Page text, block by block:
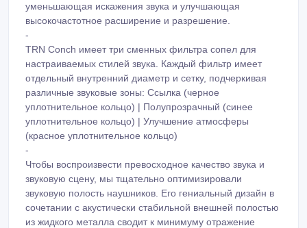
уменьшающая искажения звука и улучшающая
высокочастотное расширение и разрешение.
-
TRN Conch имеет три сменных фильтра сопел для
настраиваемых стилей звука. Каждый фильтр имеет
отдельный внутренний диаметр и сетку, подчеркивая
различные звуковые зоны: Ссылка (черное
уплотнительное кольцо) | Полупрозрачный (синее
уплотнительное кольцо) | Улучшение атмосферы
(красное уплотнительное кольцо)
-
Чтобы воспроизвести превосходное качество звука и
звуковую сцену, мы тщательно оптимизировали
звуковую полость наушников. Его гениальный дизайн в
сочетании с акустически стабильной внешней полостью
из жидкого металла сводит к минимуму отражение